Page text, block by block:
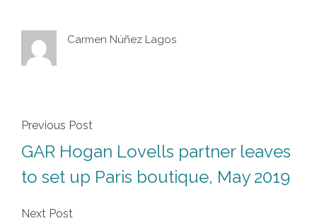
Carmen Núñez Lagos
Previous Post
GAR Hogan Lovells partner leaves
to set up Paris boutique, May 2019
Next Post